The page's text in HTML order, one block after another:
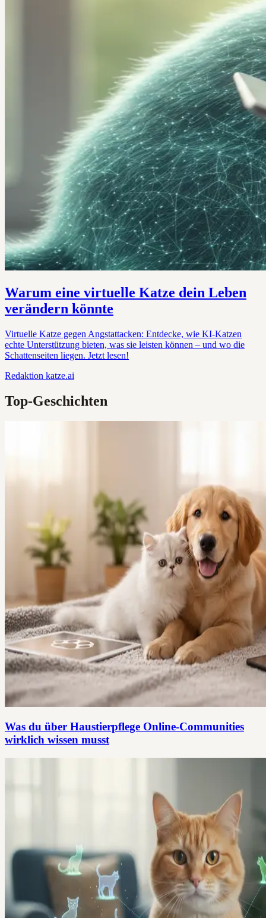
Warum eine virtuelle Katze dein Leben
verändern könnte
Virtuelle Katze gegen Angstattacken: Entdecke, wie KI-Katzen
echte Unterstützung bieten, was sie leisten können – und wo die
Schattenseiten liegen. Jetzt lesen!
Redaktion katze.ai
Top-Geschichten
Was du über Haustierpflege Online-Communities
wirklich wissen musst